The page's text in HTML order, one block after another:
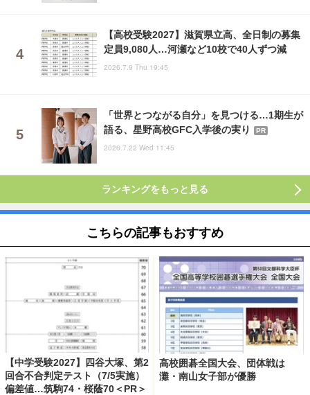
【高校受験2027】滋賀県立高、全日制の募集
定員9,080人…河瀬など10校で40人ずつ減
2026.7.9 Thu 19:45
「世界とつながる自分」を見つける…1期生が
語る、星野高校GFC入学後の実り
PR
2026.7.22 Wed 11:45
ランキングをもっと見る
こちらの記事もおすすめ
【中学受験2027】四谷大塚、第2
回合不合判定テスト（7/5実施）
偏差値…筑駒74・桜蔭70＜PR＞
高校囲碁全国大会、団体戦は
灘・南山女子部が優勝